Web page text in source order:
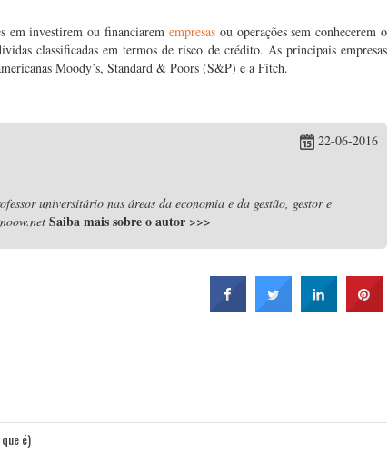
em investirem ou financiarem empresasou operações sem conhecerem o
classificadas em termos de risco de crédito. As principais empresas
Moody’s, Standard & Poors (S&P) e a Fitch.
22-06-2016
universitário nas áreas da economia e da gestão, gestor e
Saiba mais sobre o autor >>>
é)